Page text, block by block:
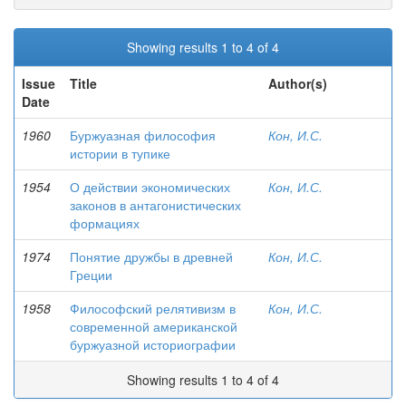
Showing results 1 to 4 of 4
Issue
Date
Title Author(s)
1960
Буржуазная философия
истории в тупике
Кон, И.С.
1954
О действии экономических
законов в антагонистических
формациях
Кон, И.С.
1974
Понятие дружбы в древней
Греции
Кон, И.С.
1958
Философский релятивизм в
современной американской
буржуазной историографии
Кон, И.С.
Showing results 1 to 4 of 4